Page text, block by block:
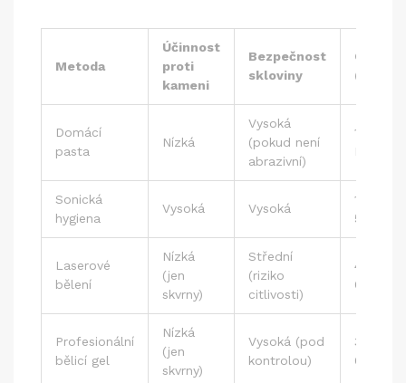
Metoda
Účinnost
proti
kameni
Bezpečnost
skloviny
Cena
Domácí
pasta
Nízká
Vysoká
(pokud není
abrazivní)
100 -
Sonická
hygiena
Vysoká Vysoká
1 500 -
500 Kč
Laserové
bělení
Nízká
(jen
skvrny)
Střední
(riziko
citlivosti)
4 000 -
000 Kč
Profesionální
bělicí gel
Nízká
(jen
skvrny)
Vysoká (pod
kontrolou)
3 000 -
000 Kč